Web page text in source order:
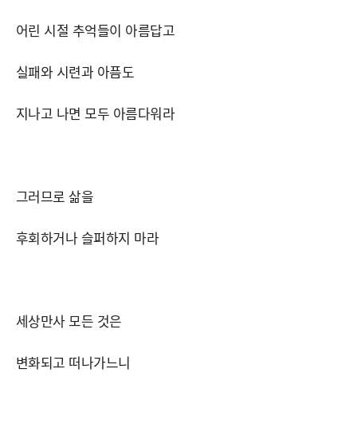
어린 시절 추억들이 아름답고
실패와 시련과 아픔도
지나고 나면 모두 아름다워라
그러므로 삶을
후회하거나 슬퍼하지 마라
세상만사 모든 것은
변화되고 떠나가느니